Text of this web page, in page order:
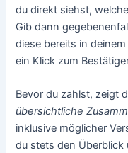
du direkt siehst,
Gib dann
diese bereits in
ein Klick zum
Bevor du zahlst, zeigt
übersichtliche
inklusive möglicher
du stets den Überblick